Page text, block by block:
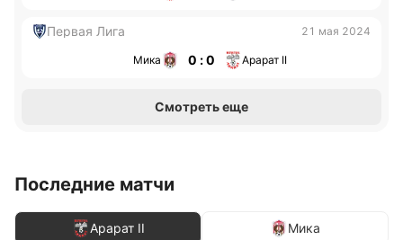
Первая Лига 21 мая 2024
Мика 0 : 0 Арарат II
Смотреть еще
Последние матчи
Арарат II Мика